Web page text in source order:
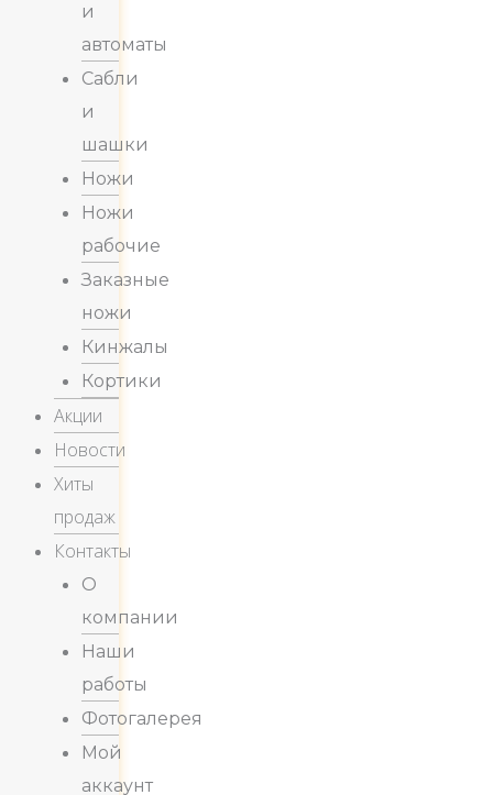
и
автоматы
Сабли
и
шашки
Ножи
Ножи
рабочие
Заказные
ножи
Кинжалы
Кортики
Акции
Новости
Хиты
продаж
Контакты
О
компании
Наши
работы
Фотогалерея
Мой
аккаунт